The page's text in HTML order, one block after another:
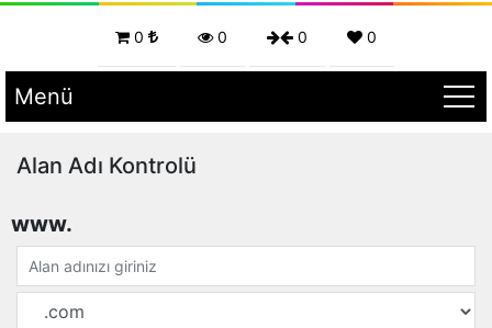
0 0 0 0
Menü
Alan Adı Kontrolü
www.